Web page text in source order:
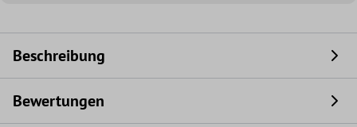
Beschreibung
Bewertungen